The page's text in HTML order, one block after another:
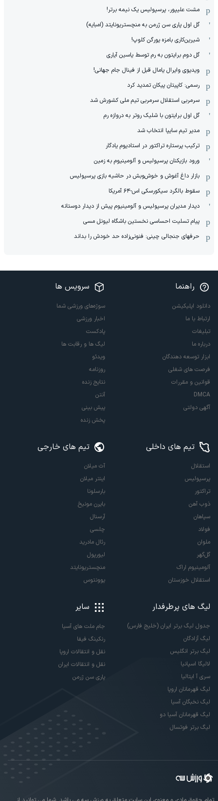
مشت علیپور، پرسپولیس یک نیمه برتر!
گل اول پاری سن ژرمن به منچستریونایتد (امبایه)
شیرین‌کاری بامزه یورگن کلوپ!
گل دوم برایتون به رم توسط یاسین آیاری
ویدیوی وایرال یامال قبل از فینال جام جهانی!
رسمی: کاپیتان پیکان تمدید کرد
سرمربی استقلال سرمربی تیم ملی کشورش شد
گل اول برایتون با شلیک روتر به دروازه رم
مدیر تیم سایپا انتخاب شد
ترکیب پرستاره تراکتور در استادیوم یادگار
ورود بازیکنان پرسپولیس و آلومینیوم به زمین
بازار داغ آغوش و خوش‌و‌بش در حاشیه بازی پرسپولیس
سقوط بالگرد سیکورسکی اس-۶۴ آمریکا
دیدار مدیران پرسپولیس و آلومینیوم پیش از دیدار دوستانه
پیام تسلیت احساسی نخستین باشگاه لیونل مسی
حرفهای جنجالی چینی: فنونی‌زاده حد خودش را بداند
راهنما
دانلود اپلیکیشن
ارتباط با ما
تبلیغات
درباره ما
ابزار توسعه دهندگان
فرصت های شغلی
قوانین و مقررات
DMCA
آگهی دولتی
سرویس ها
سوژه‌های ورزشی شما
اخبار ورزشی
پادکست
لیگ ها و رقابت ها
ویدئو
روزنامه
نتایج زنده
آنتن
پیش بینی
پخش زنده
تیم های داخلی
استقلال
پرسپولیس
تراکتور
ذوب آهن
سپاهان
فولاد
ملوان
گل‌گهر
آلومینیوم اراک
استقلال خوزستان
تیم های خارجی
آث میلان
اینتر میلان
بارسلونا
بایرن مونیخ
آرسنال
چلسی
رئال مادرید
لیورپول
منچستریونایتد
یوونتوس
لیگ های پرطرفدار
جدول لیگ برتر ایران (خلیج فارس)
لیگ آزادگان
لیگ برتر انگلیس
لالیگا اسپانیا
سری آ ایتالیا
لیگ قهرمانان اروپا
لیگ نخبگان آسیا
لیگ قهرمانان آسیا دو
لیگ برتر فوتسال
سایر
جام ملت های آسیا
رنکینگ فیفا
نقل و انتقالات اروپا
نقل و انتقالات ایران
پاری سن ژرمن